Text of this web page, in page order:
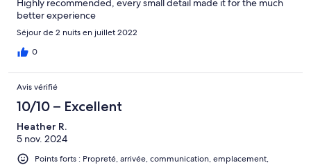
Highly recommended, every small detail made it for the much
better experience
Séjour de 2 nuits en juillet 2022
0
Avis vérifié
10/10 – Excellent
Heather R.
5 nov. 2024
Points forts : Propreté, arrivée, communication, emplacement,